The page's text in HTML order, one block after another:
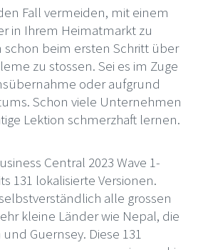
Fall vermeiden, mit einem
in Ihrem Heimatmarkt zu
beim ersten Schritt über
zu stossen. Sei es im Zuge
oder aufgrund
Schon viele Unternehmen
Lektion schmerzhaft lernen.
Central 2023 Wave 1-
131 lokalisierte Versionen.
alle grossen
kleine Länder wie Nepal, die
Guernsey. Diese 131